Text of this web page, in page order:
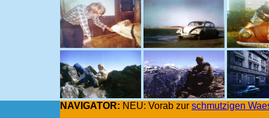
NAVIGATOR: NEU: Vorab zur schmutzigen